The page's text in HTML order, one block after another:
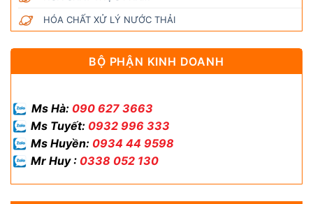
HÓA CHẤT XỬ LÝ NƯỚC THẢI
BỘ PHẬN KINH DOANH
Ms Hà: 090 627 3663
Ms Tuyết: 0932 996 333
Ms Huyền: 0934 44 9598
Mr Huy : 0338 052 130